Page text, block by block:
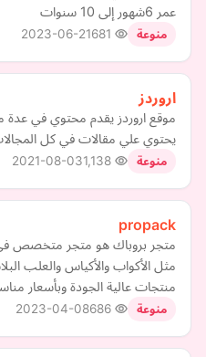
عمر 6شهور إلى 10 سنوات
منوعة 2023-06-21
اروردز
موقع اروردز يقدم محتوي في
يحتوي علي مقالات في كل
منوعة 2021-08-03
propack
متجر بروباك هو متجر متخصص في
مثل الأكواب والأكياس والعلب
منتجات عالية الجودة وبأسعار
منوعة 2023-04-08